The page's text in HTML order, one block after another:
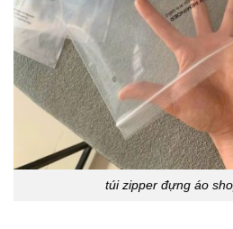
túi zipper đựng áo